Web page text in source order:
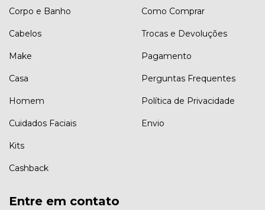
Corpo e Banho
Cabelos
Make
Casa
Homem
Cuidados Faciais
Kits
Cashback
Como Comprar
Trocas e Devoluções
Pagamento
Perguntas Frequentes
Política de Privacidade
Envio
Entre em contato